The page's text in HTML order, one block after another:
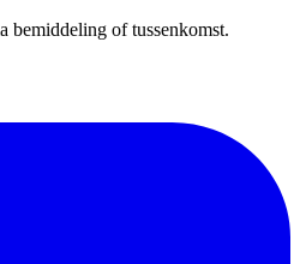
bemiddeling of tussenkomst.